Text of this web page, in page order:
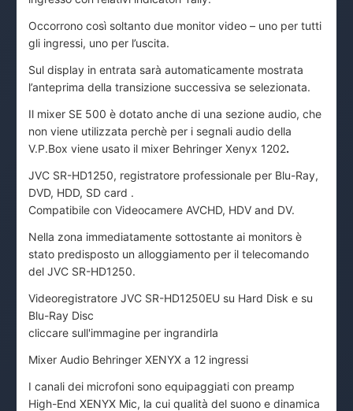
Occorrono così soltanto due monitor video – uno per tutti
gli ingressi, uno per l’uscita.
Sul display in entrata sarà automaticamente mostrata
l’anteprima della transizione successiva se selezionata.
Il mixer SE 500 è dotato anche di una sezione audio, che
non viene utilizzata perchè per i segnali audio della
V.P.Box viene usato il mixer Behringer Xenyx 1202.
JVC SR-HD1250, registratore professionale per Blu-Ray,
DVD, HDD, SD card .
Compatibile con Videocamere AVCHD, HDV and DV.
Nella zona immediatamente sottostante ai monitors è
stato predisposto un alloggiamento per il telecomando
del JVC SR-HD1250.
Videoregistratore JVC SR-HD1250EU su Hard Disk e su
Blu-Ray Disc
cliccare sull'immagine per ingrandirla
Mixer Audio Behringer XENYX a 12 ingressi
I canali dei microfoni sono equipaggiati con preamp
High-End XENYX Mic, la cui qualità del suono e dinamica